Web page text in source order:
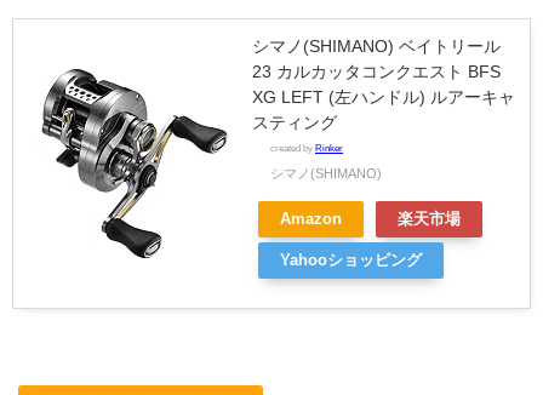
シマノ(SHIMANO) ベイトリール
23 カルカッタコンクエスト BFS
XG LEFT (左ハンドル) ルアーキャ
スティング
created by Rinker
シマノ(SHIMANO)
Amazon 楽天市場
Yahooショッピング